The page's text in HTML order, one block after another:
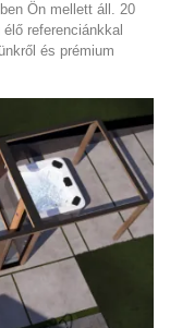
Ön mellett áll. 20
referenciánkkal
és prémium